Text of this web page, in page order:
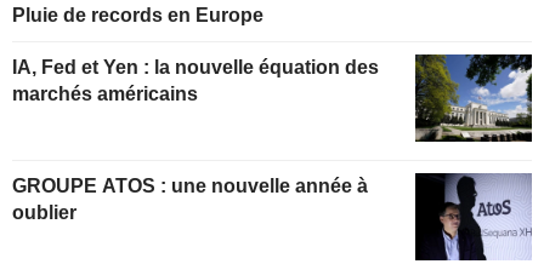
Pluie de records en Europe
IA, Fed et Yen : la nouvelle équation des
marchés américains
GROUPE ATOS : une nouvelle année à
oublier